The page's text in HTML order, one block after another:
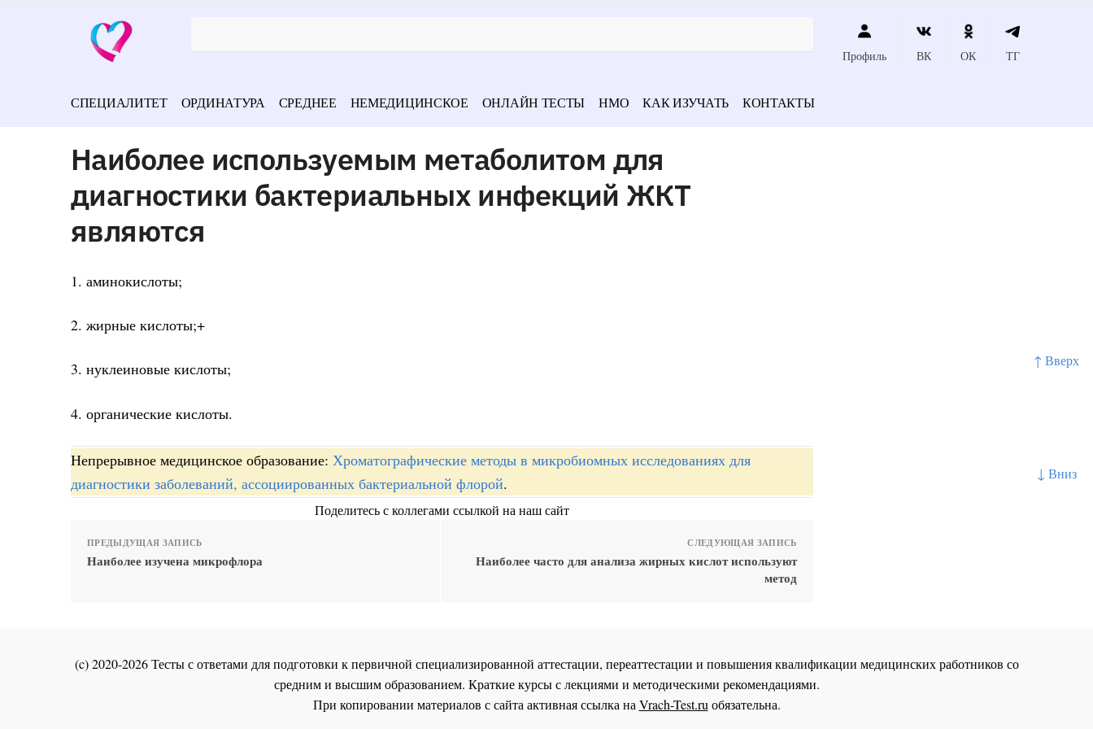
↑ Вверх
↓ Вниз
Профиль ВК ОК ТГ
СПЕЦИАЛИТЕТ ОРДИНАТУРА СРЕДНЕЕ НЕМЕДИЦИНСКОЕ ОНЛАЙН ТЕСТЫ НМО КАК ИЗУЧАТЬ КОНТАКТЫ
Наиболее используемым метаболитом для
диагностики бактериальных инфекций ЖКТ
являются
1. аминокислоты;
2. жирные кислоты;+
3. нуклеиновые кислоты;
4. органические кислоты.
Непрерывное медицинское образование: Хроматографические методы в микробиомных исследованиях для
диагностики заболеваний, ассоциированных бактериальной флорой.
Поделитесь с коллегами ссылкой на наш сайт
ПРЕДЫДУЩАЯ ЗАПИСЬ
Наиболее изучена микрофлора
СЛЕДУЮЩАЯ ЗАПИСЬ
Наиболее часто для анализа жирных кислот используют
метод
(c) 2020-2026 Тесты с ответами для подготовки к первичной специализированной аттестации, переаттестации и повышения квалификации медицинских работников со
средним и высшим образованием. Краткие курсы с лекциями и методическими рекомендациями.
При копировании материалов с сайта активная ссылка наVrach-Test.ruобязательна.